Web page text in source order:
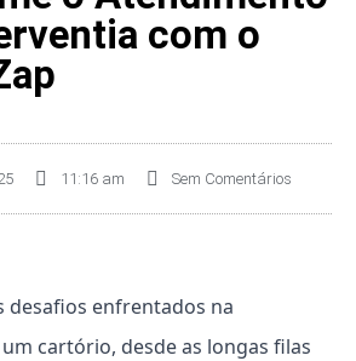
com o
11:16 am Sem Comentários
desafios enfrentados na
cartório, desde as longas filas